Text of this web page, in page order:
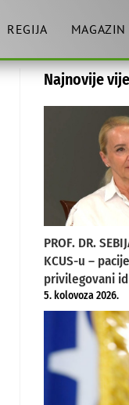
REGIJA MAGAZIN
Najnovije
PROF. DR.
KCUS-u –
privilegovani
5. kolovoza 2026.